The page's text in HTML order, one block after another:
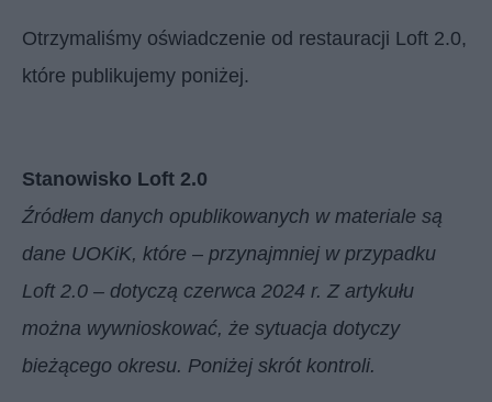
Otrzymaliśmy oświadczenie od restauracji Loft 2.0,
które publikujemy poniżej.
Stanowisko Loft 2.0
Źródłem danych opublikowanych w materiale są
dane UOKiK, które – przynajmniej w przypadku
Loft 2.0 – dotyczą czerwca 2024 r. Z artykułu
można wywnioskować, że sytuacja dotyczy
bieżącego okresu. Poniżej skrót kontroli.